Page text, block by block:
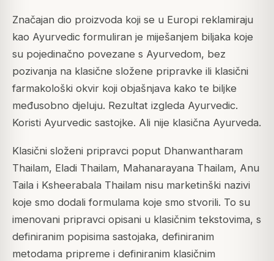
Značajan dio proizvoda koji se u Europi reklamiraju
kao Ayurvedic formuliran je miješanjem biljaka koje
su pojedinačno povezane s Ayurvedom, bez
pozivanja na klasične složene pripravke ili klasični
farmakološki okvir koji objašnjava kako te biljke
međusobno djeluju. Rezultat izgleda Ayurvedic.
Koristi Ayurvedic sastojke. Ali nije klasična Ayurveda.
Klasični složeni pripravci poput Dhanwantharam
Thailam, Eladi Thailam, Mahanarayana Thailam, Anu
Taila i Ksheerabala Thailam nisu marketinški nazivi
koje smo dodali formulama koje smo stvorili. To su
imenovani pripravci opisani u klasičnim tekstovima, s
definiranim popisima sastojaka, definiranim
metodama pripreme i definiranim klasičnim